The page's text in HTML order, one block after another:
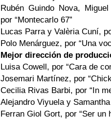
Rubén Guindo Nova,
por “Montecarlo 67”
Lucas Parra y Valèria Cuní,
Polo Menárguez, por “Una
Mejor dirección de
Luisa Cowell, por “Cara de
Josemari Martínez, por
Cecilia Rivas Barbi, por “In
Alejandro Viyuela y
Ferran Giol Gort, por “Ser un